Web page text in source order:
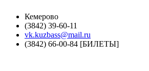
Кемерово
(3842) 39-60-11
vk.kuzbass@mail.ru
(3842) 66-00-84 [БИЛЕТЫ]